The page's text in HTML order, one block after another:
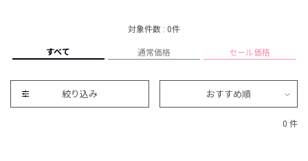
対象件数 : 0件
すべて 通常価格 セール価格
絞り込み おすすめ順
0 件